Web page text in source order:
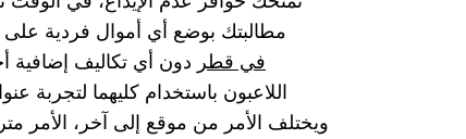
مطالبتك بوضع أي أموال فردية على
تطبيق Gate777 في قطر دون أي تكاليف إضافية
اللاعبون باستخدام كليهما لتجربة
ويختلف الأمر من موقع إلى آخر، الأمر